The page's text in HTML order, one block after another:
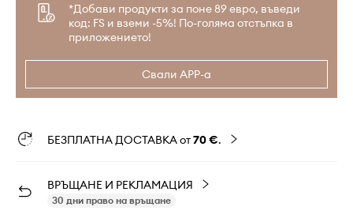
*Добави продукти за поне 89 евро, въведи
код: FS и вземи -5%! По-голяма отстъпка в
приложението!
Свали APP-а
БЕЗПЛАТНА ДОСТАВКА от70 €.
ВРЪЩАНЕ И РЕКЛАМАЦИЯ
30 дни право на връщане